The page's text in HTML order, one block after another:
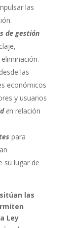
las
de gestión
desde las
económicos
y usuarios
en relación
para
su lugar de
sitúan las
Ley